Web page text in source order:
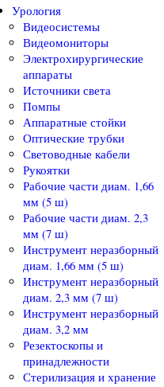
Урология
Видеосистемы
Видеомониторы
Электрохирургические
аппараты
Источники света
Помпы
Аппаратные стойки
Оптические трубки
Световодные кабели
Рукоятки
Рабочие части диам. 1,66
мм (5 ш)
Рабочие части диам. 2,3
мм (7 ш)
Инструмент неразборный
диам. 1,66 мм (5 ш)
Инструмент неразборный
диам. 2,3 мм (7 ш)
Инструмент неразборный
диам. 3,2 мм
Резектоскопы и
принадлежности
Стерилизация и хранение